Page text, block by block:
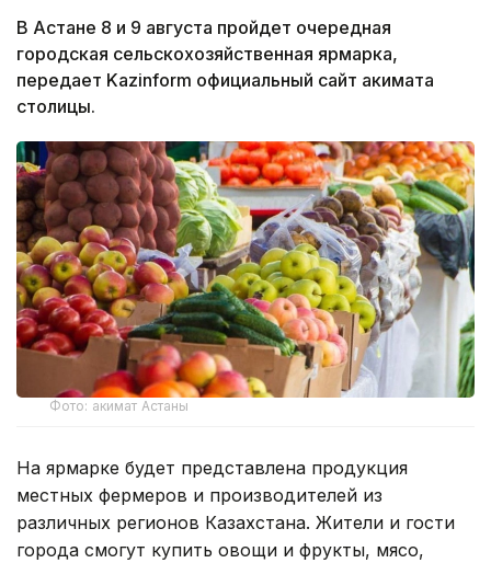
В Астане 8 и 9 августа пройдет очередная
городская сельскохозяйственная ярмарка,
передает Kazinform официальный сайт акимата
столицы.
Фото: акимат Астаны
На ярмарке будет представлена продукция
местных фермеров и производителей из
различных регионов Казахстана. Жители и гости
города смогут купить овощи и фрукты, мясо,